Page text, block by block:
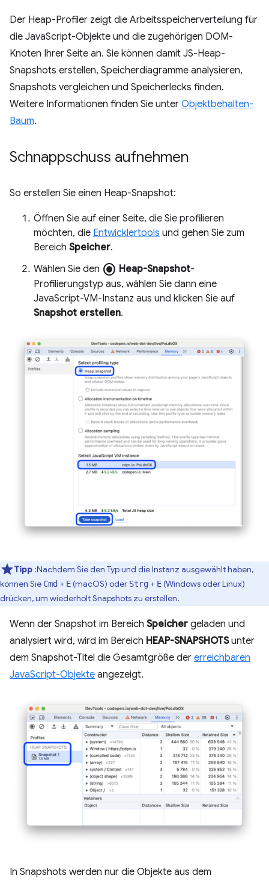
Der Heap-Profiler zeigt die Arbeitsspeicherverteilung für
die JavaScript-Objekte und die zugehörigen DOM-
Knoten Ihrer Seite an. Sie können damit JS-Heap-
Snapshots erstellen, Speicherdiagramme analysieren,
Snapshots vergleichen und Speicherlecks finden.
Weitere Informationen finden Sie unter Objektbehalten-
Baum.
Schnappschuss aufnehmen
So erstellen Sie einen Heap-Snapshot:
Öffnen Sie auf einer Seite, die Sie profilieren
möchten, die Entwicklertools und gehen Sie zum
Bereich Speicher.
Wählen Sie den radio_button_checked Heap-Snapshot-
Profilierungstyp aus, wählen Sie dann eine
JavaScript-VM-Instanz aus und klicken Sie auf
Snapshot erstellen.
Tipp :Nachdem Sie den Typ und die Instanz ausgewählt haben,
können Sie Cmd + E(macOS) oder Strg + E(Windows oder Linux)
drücken, um wiederholt Snapshots zu erstellen.
Wenn der Snapshot im Bereich Speicher geladen und
analysiert wird, wird im Bereich HEAP-SNAPSHOTSunter
dem Snapshot-Titel die Gesamtgröße der erreichbaren
JavaScript-Objekte angezeigt.
In Snapshots werden nur die Objekte aus dem